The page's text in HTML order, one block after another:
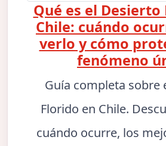
Qué es el
Chile: cuándo
verlo y cómo
fenómeno
Guía completa sobre
Florido en Chile.
cuándo ocurre, los